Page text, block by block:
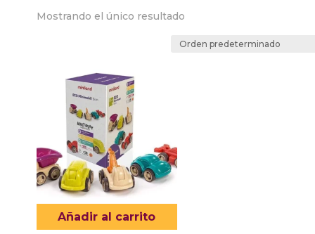
Mostrando el único resultado
Añadir al carrito